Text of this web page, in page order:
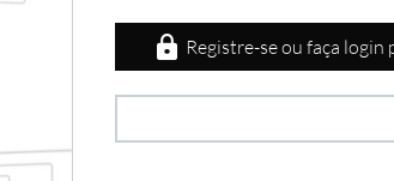
Registre-se ou faça